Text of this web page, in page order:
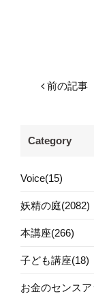
前の記事
Category
Voice(15)
妖精の庭(2082)
本講座(266)
子ども講座(18)
お金のセンス